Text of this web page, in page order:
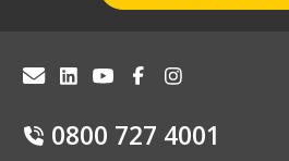
0800 727 4001